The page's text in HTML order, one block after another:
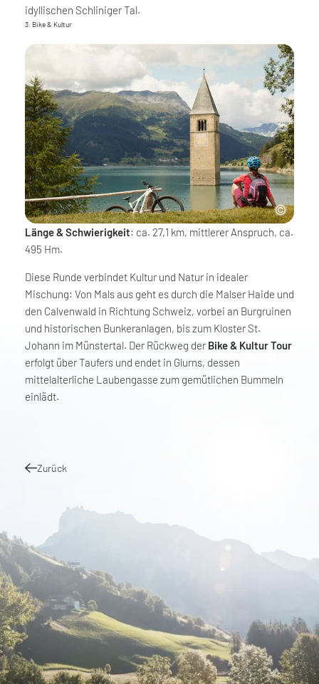
idyllischen Schliniger Tal.
3. Bike & Kultur
Länge & Schwierigkeit: ca. 27,1 km, mittlerer Anspruch, ca.
495 Hm.
Diese Runde verbindet Kultur und Natur in idealer
Mischung: Von Mals aus geht es durch die Malser Haide und
den Calvenwald in Richtung Schweiz, vorbei an Burgruinen
und historischen Bunkeranlagen, bis zum Kloster St.
Johann im Münstertal. Der Rückweg der Bike & Kultur Tour
erfolgt über Taufers und endet in Glurns, dessen
mittelalterliche Laubengasse zum gemütlichen Bummeln
einlädt.
Zurück